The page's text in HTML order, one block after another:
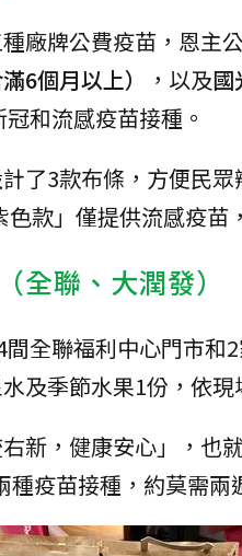
廠牌公費疫苗，恩主
6個月以上）
，以及國
和流感疫苗接種。
了3款布條，方便民
款」僅提供流感疫苗
全聯、大潤發）
全聯福利中心門市和
及季節水果1份，依
新，健康安心」，也
種疫苗接種，約莫需兩